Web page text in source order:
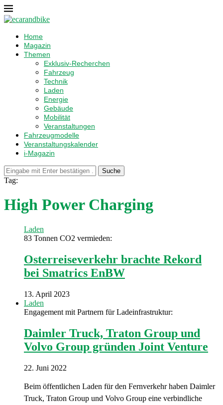
Home
Magazin
Themen
Exklusiv-Recherchen
Fahrzeug
Technik
Laden
Energie
Gebäude
Mobilität
Veranstaltungen
Fahrzeugmodelle
Veranstaltungskalender
i-Magazin
Suche
Tag:
High Power Charging
Laden
83 Tonnen CO2 vermieden:
Osterreiseverkehr brachte Rekord
bei Smatrics EnBW
13. April 2023
Laden
Engagement mit Partnern für Ladeinfrastruktur:
Daimler Truck, Traton Group und
Volvo Group gründen Joint Venture
22. Juni 2022
Beim öffentlichen Laden für den Fernverkehr haben Daimler
Truck, Traton Group und Volvo Group eine verbindliche